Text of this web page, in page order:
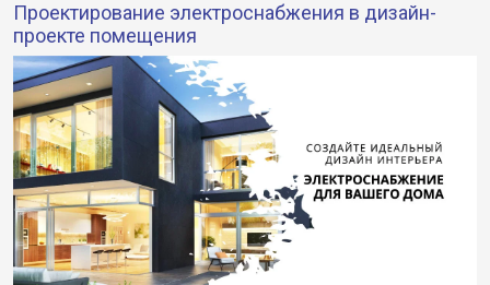
Проектирование электроснабжения в дизайн-
проекте помещения